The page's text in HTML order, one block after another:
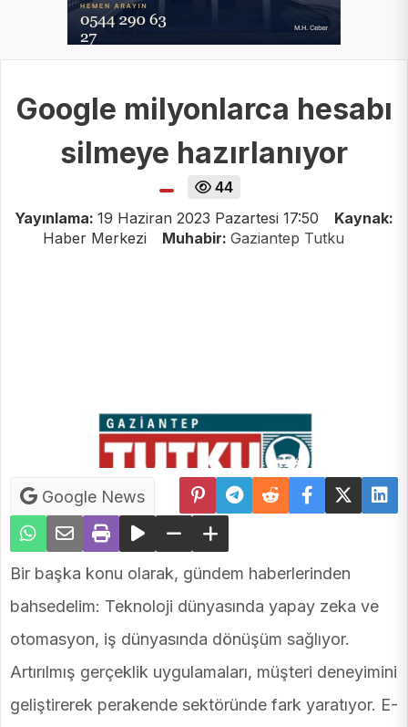
Google milyonlarca hesabı
silmeye hazırlanıyor
44
Yayınlama: 19 Haziran 2023 Pazartesi 17:50
Kaynak:
Haber Merkezi
Muhabir: Gaziantep Tutku
Google News
Bir başka konu olarak, gündem haberlerinden
bahsedelim: Teknoloji dünyasında yapay zeka ve
otomasyon, iş dünyasında dönüşüm sağlıyor.
Artırılmış gerçeklik uygulamaları, müşteri deneyimini
geliştirerek perakende sektöründe fark yaratıyor. E-